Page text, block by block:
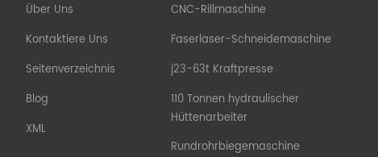
Über Uns
Kontaktiere Uns
Seitenverzeichnis
Blog
XML
CNC-Rillmaschine
Faserlaser-Schneidemaschine
j23-63t Kraftpresse
110 Tonnen hydraulischer
Hüttenarbeiter
Rundrohrbiegemaschine